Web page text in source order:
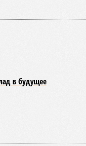
в будущее